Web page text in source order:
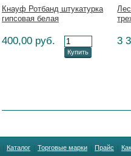
Кнауф Ротбанд штукатурка
гипсовая белая
400,00 руб.
Купить
3
Каталог Торговые марки Прайс